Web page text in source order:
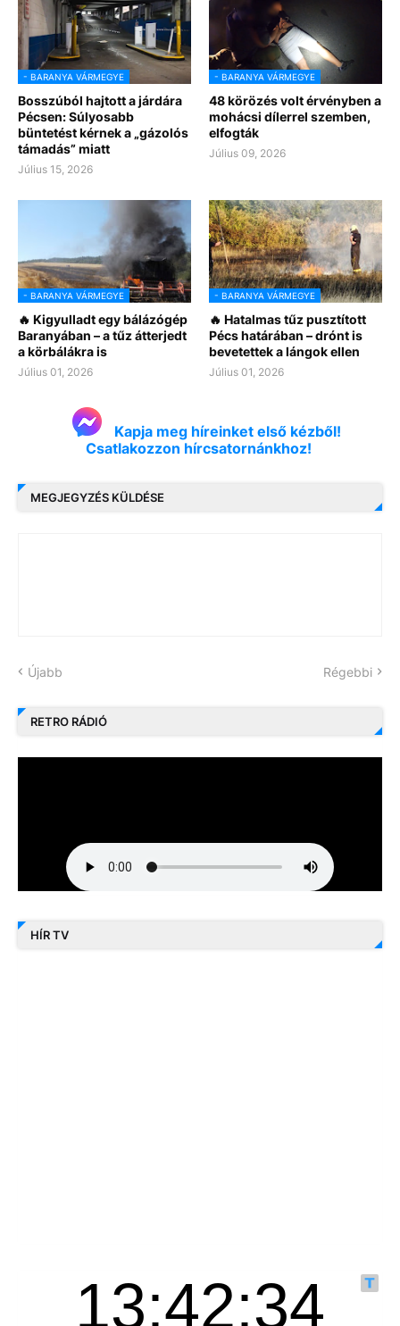
- BARANYA VÁRMEGYE
Bosszúból hajtott a járdára
Pécsen: Súlyosabb
büntetést kérnek a „gázolós
támadás” miatt
Július 15, 2026
- BARANYA VÁRMEGYE
48 körözés volt érvényben a
mohácsi dílerrel szemben,
elfogták
Július 09, 2026
- BARANYA VÁRMEGYE
🔥 Kigyulladt egy bálázógép
Baranyában – a tűz átterjedt
a körbálákra is
Július 01, 2026
- BARANYA VÁRMEGYE
🔥 Hatalmas tűz pusztított
Pécs határában – drónt is
bevetettek a lángok ellen
Július 01, 2026
Kapja meg híreinket első kézből!
Csatlakozzon hírcsatornánkhoz!
MEGJEGYZÉS KÜLDÉSE
Újabb Régebbi
RETRO RÁDIÓ
HÍR TV